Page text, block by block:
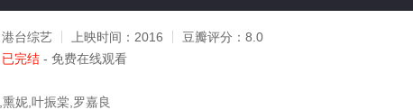
港台综艺 上映时间： 2016 豆瓣评分： 8.0
已完结 - 免费在线观看
妮,叶振棠,罗嘉良